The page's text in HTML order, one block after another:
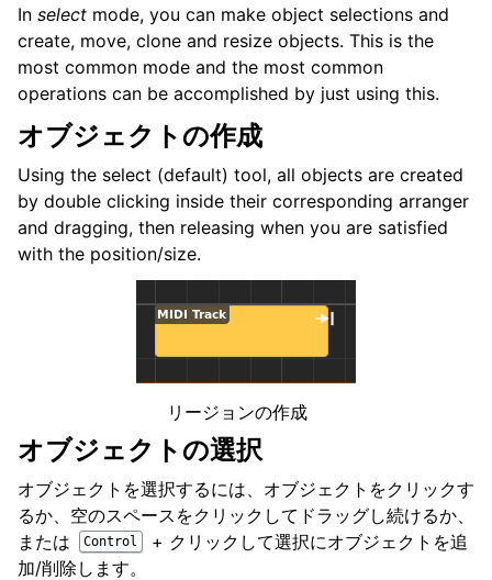
navigation of 設定
navigation of プロジェクト
navigation of プラグインとファイル
navigation of トラック
navigation of 編集
navigation of ミキシング
navigation of 再生と録音
navigation of ルーティング
In select mode, you can make object selections and
create, move, clone and resize objects. This is the
most common mode and the most common
operations can be accomplished by just using this.
オブジェクトの作成
Using the select (default) tool, all objects are created
by double clicking inside their corresponding arranger
and dragging, then releasing when you are satisfied
with the position/size.
リージョンの作成
オブジェクトの選択
オブジェクトを選択するには、オブジェクトをクリックす
るか、空のスペースをクリックしてドラッグし続けるか、
または
Control
+ クリックして選択にオブジェクトを追
加/削除します。